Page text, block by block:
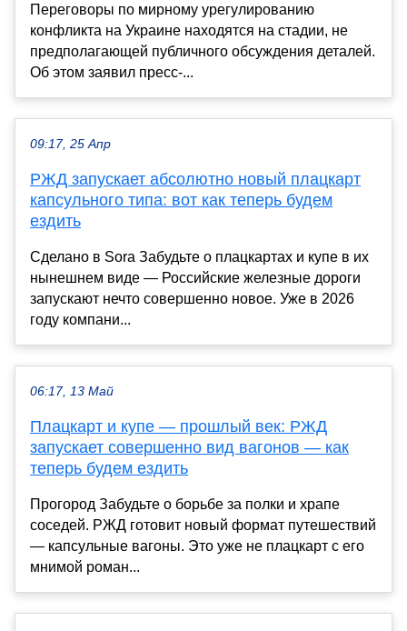
Переговоры по мирному урегулированию
конфликта на Украине находятся на стадии, не
предполагающей публичного обсуждения деталей.
Об этом заявил пресс-...
09:17, 25 Апр
РЖД запускает абсолютно новый плацкарт
капсульного типа: вот как теперь будем
ездить
Сделано в Sora Забудьте о плацкартах и купе в их
нынешнем виде — Российские железные дороги
запускают нечто совершенно новое. Уже в 2026
году компани...
06:17, 13 Май
Плацкарт и купе — прошлый век: РЖД
запускает совершенно вид вагонов — как
теперь будем ездить
Прогород Забудьте о борьбе за полки и храпе
соседей. РЖД готовит новый формат путешествий
— капсульные вагоны. Это уже не плацкарт с его
мнимой роман...